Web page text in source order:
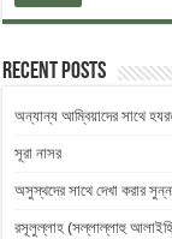
Recent Posts
অন্যান্য আম্বিয়াদের সাথে
সূরা নাসর
অসুস্থদের সাথে দেখা করার
রসূলুল্লাহ (সল্লাল্লাহু